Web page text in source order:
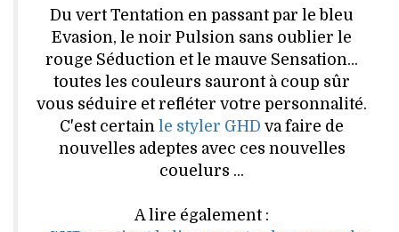
DÉCO
VOYAGES & LOISIRS
Du vert Tentation en passant par le bleu
Evasion, le noir Pulsion sans oublier le
rouge Séduction et le mauve Sensation…
toutes les couleurs sauront à coup sûr
vous séduire et refléter votre personnalité.
C'est certain le styler GHD va faire de
nouvelles adeptes avec ces nouvelles
couelurs ...
A lire également :